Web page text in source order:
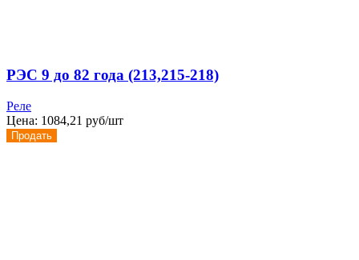
РЭС 9 до 82 года (213,215-218)
Реле
Цена: 1084,21 руб/шт
Продать